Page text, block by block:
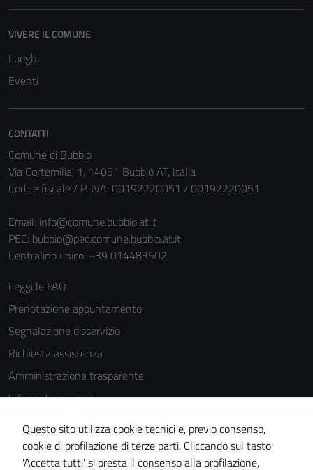
VIVERE IL COMUNE
Luoghi
Eventi
CONTATTI
Comune di Bubbio
Via Cortemilia, 1, 14051 Bubbio AT, Italia
Codice fiscale / P. IVA: 00192220051 / 00192220051
Email: info@comune.bubbio.at.it
PEC: bubbio@pec.comune.bubbio.at.it
Centralino unico: +39 014483502
Leggi le FAQ
Prenotazione appuntamento
Segnalazione disservizio
Richiesta assistenza
Amministrazione trasparente
Informativa privacy
Cookie Policy
Note legali
Dichiarazione di accessibilità
Questo sito utilizza cookie tecnici e, previo consenso,
cookie di profilazione di terze parti. Cliccando sul tasto
'Accetta tutti' si presta il consenso alla profilazione,
Tecnici
funzionamento
del sito e non
disabilitati.